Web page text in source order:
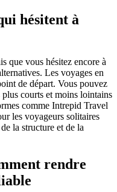
hésitent à
que vous hésitez encore à
Les voyages en
de départ. Vous pouvez
courts et moins lointains
comme Intrepid Travel
les voyageurs solitaires
la structure et de la
rendre